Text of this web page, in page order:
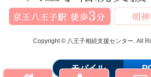
Copyright © 八王子相続支援センター. All
モバイル